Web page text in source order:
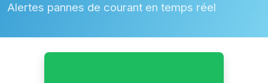
Alertes pannes de courant en temps réel